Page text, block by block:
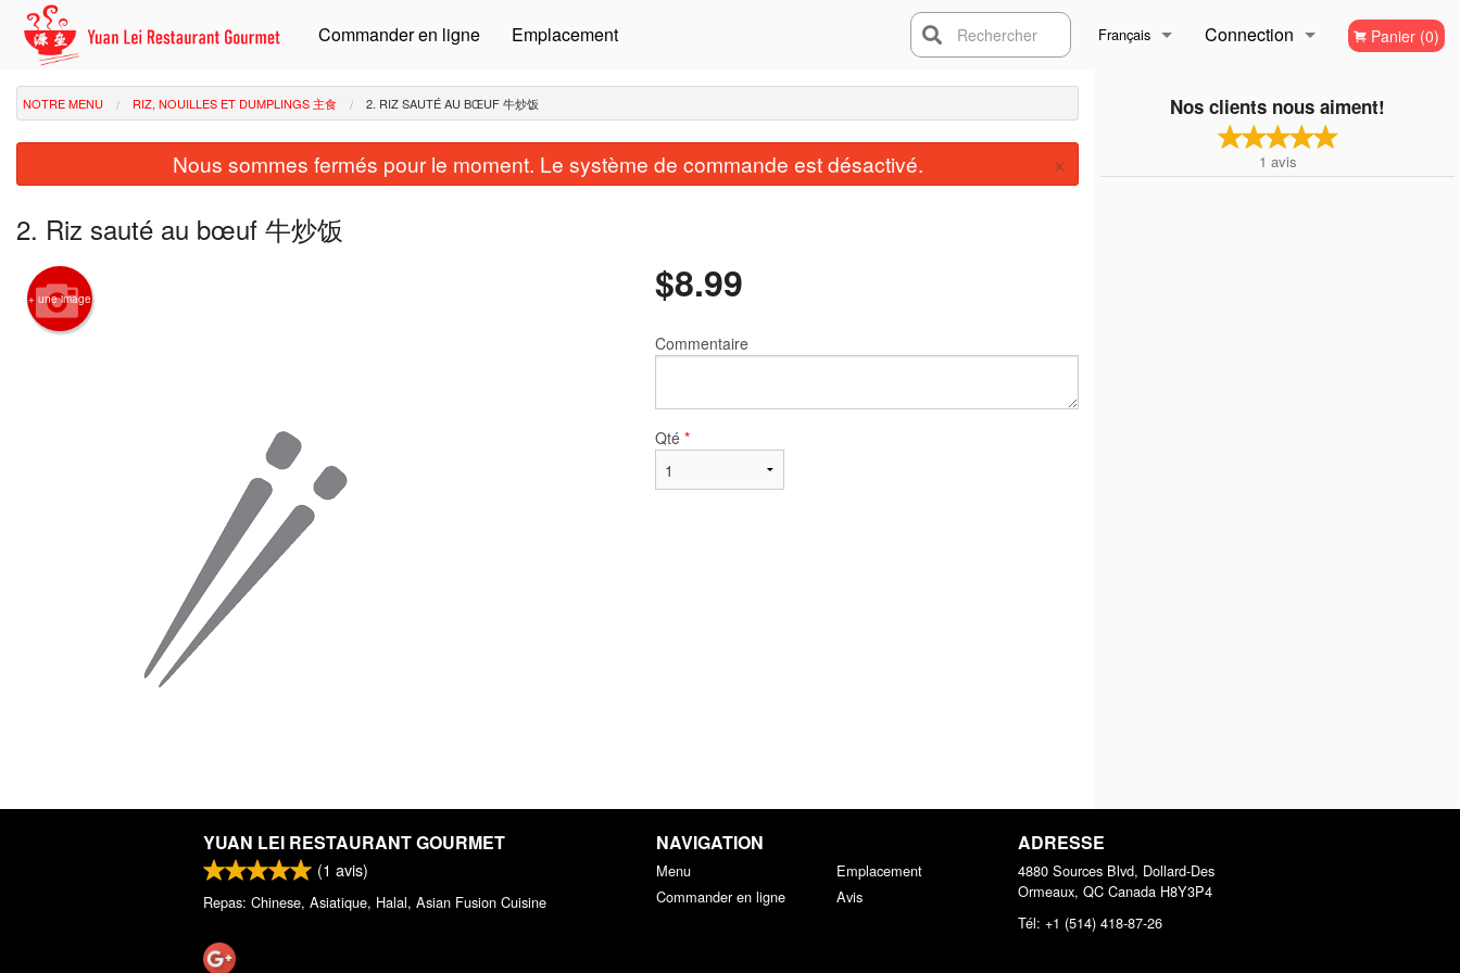
Commander en ligne Emplacement Français
English
Connection
Inscription
Panier (0)
Rechercher
Nos clients nous aiment!
1 avis
NOTRE MENU RIZ, NOUILLES ET DUMPLINGS 主食 2. RIZ SAUTÉ AU BŒUF 牛炒饭
Nous sommes fermés pour le moment. Le système de commande est désactivé. ×
2. Riz sauté au bœuf 牛炒饭
+ une image $8.99
Commentaire
Qté *
YUAN LEI RESTAURANT GOURMET
(1 avis)
Repas: Chinese, Asiatique, Halal, Asian Fusion Cuisine
NAVIGATION
Menu
Commander en ligne
Emplacement
Avis
ADRESSE
4880 Sources Blvd, Dollard-Des
Ormeaux, QC Canada H8Y3P4
Tél: +1 (514) 418-87-26